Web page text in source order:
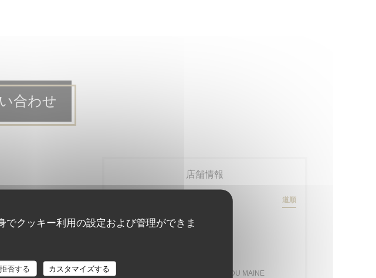
クッキー利用の設定および管理ができま
否する
カスタマイズする
合わせ
店舗情報
道順
最寄り駅
ヴェリブ
Station n° 14103 132 / 136 AVENUE DU MAINE